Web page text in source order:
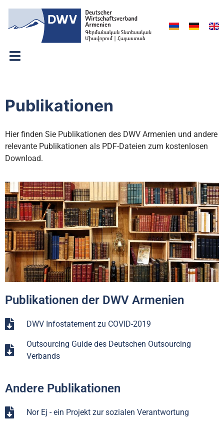
Publikationen
Hier finden Sie Publikationen des DWV Armenien und andere
relevante Publikationen als PDF-Dateien zum kostenlosen
Download.
Publikationen der DWV Armenien
DWV Infostatement zu COVID-2019
Outsourcing Guide des Deutschen Outsourcing
Verbands
Andere Publikationen
Nor Ej - ein Projekt zur sozialen Verantwortung